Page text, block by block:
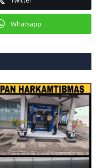
Whatsapp